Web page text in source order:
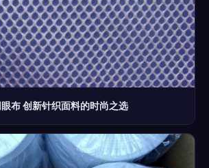
布 创新针织面料的时尚之选